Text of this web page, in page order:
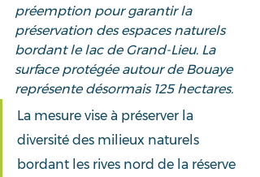
préemption pour garantir la
préservation des espaces naturels
bordant le lac de Grand-Lieu. La
surface protégée autour de Bouaye
représente désormais 125 hectares.
La mesure vise à préserver la
diversité des milieux naturels
bordant les rives nord de la réserve